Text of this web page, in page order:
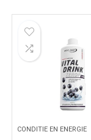
CONDITIE EN ENERGIE